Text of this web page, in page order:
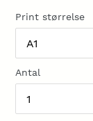
Print størrelse
Antal